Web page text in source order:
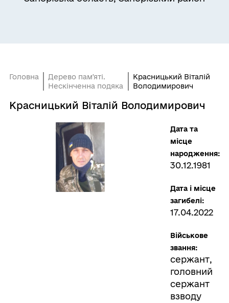
Головна
Дерево памʼяті.
Нескінченна подяка
Красницький Віталій
Володимирович
Красницький Віталій Володимирович
Дата та
місце
народження:
30.12.1981
Дата і місце
загибелі:
17.04.2022
Військове
звання:
сержант,
головний
сержант
взводу